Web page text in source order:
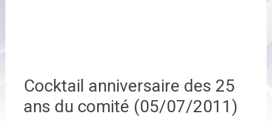
Cocktail anniversaire des 25
ans du comité (05/07/2011)